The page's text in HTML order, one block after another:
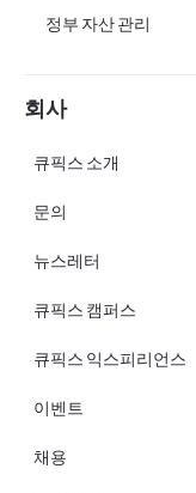
정부 자산 관리
회사
큐픽스 소개
문의
뉴스레터
큐픽스 캠퍼스
큐픽스 익스피리언스
이벤트
채용